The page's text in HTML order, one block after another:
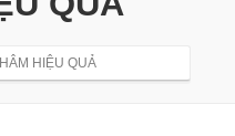
HIỆU QUẢ